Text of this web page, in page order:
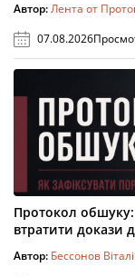
Автор:Лента от
07.08.2026
Протокол обшуку:
втратити докази
Автор: Бессонов